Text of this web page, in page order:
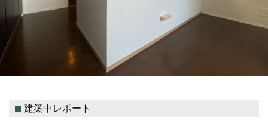
建築中レポート